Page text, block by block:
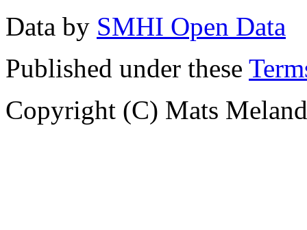
Data by SMHI Open Data
Published under these
Copyright (C) Mats